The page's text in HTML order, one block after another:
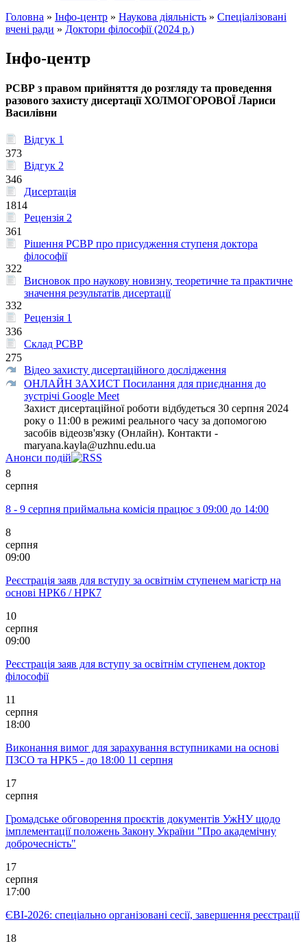
Головна » Інфо-центр » Наукова діяльність » Спеціалізовані
вчені ради » Доктори філософії (2024 р.)
Інфо-центр
РСВР з правом прийняття до розгляду та проведення
разового захисту дисертації ХОЛМОГОРОВОЇ Лариси
Василівни
Відгук 1
373
Відгук 2
346
Дисертація
1814
Рецензія 2
361
Рішення РСВР про присудження ступеня доктора
філософії
322
Висновок про наукову новизну, теоретичне та практичне
значення результатів дисертації
332
Рецензія 1
336
Склад РСВР
275
Відео захисту дисертаційного дослідження
ОНЛАЙН ЗАХИСТ Посилання для приєднання до
зустрічі Google Meet
Захист дисертаційної роботи відбудеться 30 серпня 2024
року о 11:00 в режимі реального часу за допомогою
засобів відеозв'язку (Онлайн). Контакти -
maryana.kayla@uzhnu.edu.ua
Анонси подій
8
серпня
8 - 9 серпня приймальна комісія працює з 09:00 до 14:00
8
серпня
09:00
Реєстрація заяв для вступу за освітнім ступенем магістр на
основі НРК6 / НРК7
10
серпня
09:00
Реєстрація заяв для вступу за освітнім ступенем доктор
філософії
11
серпня
18:00
Виконання вимог для зарахування вступниками на основі
ПЗСО та НРК5 - до 18:00 11 серпня
17
серпня
Громадське обговорення проєктів документів УжНУ щодо
імплементації положень Закону України "Про академічну
доброчесність"
17
серпня
17:00
ЄВІ-2026: спеціально організовані сесії, завершення реєстрації
18